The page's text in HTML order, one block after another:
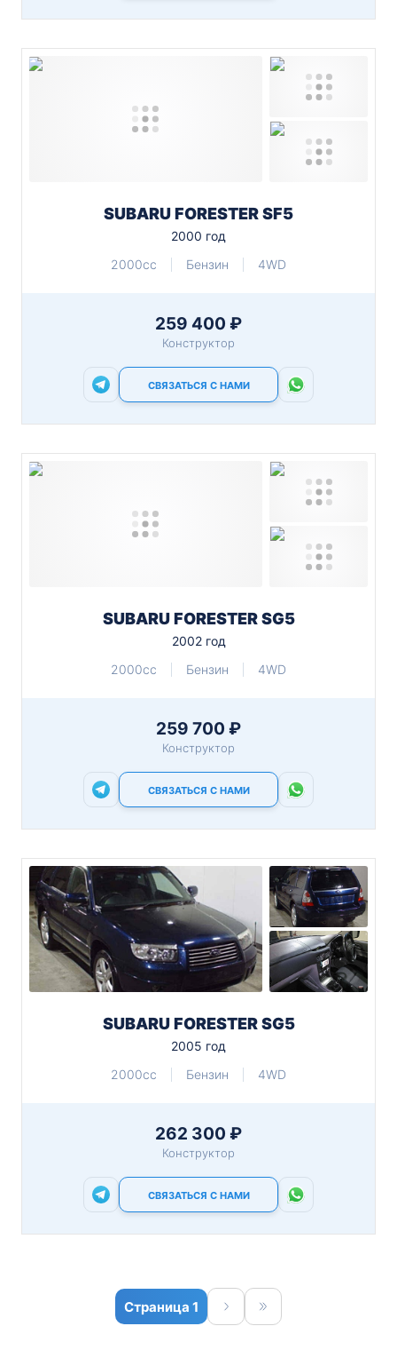
SUBARU FORESTER SF5
2000 год
2000cc
Бензин 4WD
259 400 ₽
Конструктор
СВЯЗАТЬСЯ С НАМИ
SUBARU FORESTER SG5
2002 год
2000cc
Бензин 4WD
259 700 ₽
Конструктор
СВЯЗАТЬСЯ С НАМИ
SUBARU FORESTER SG5
2005 год
2000cc
Бензин 4WD
262 300 ₽
Конструктор
СВЯЗАТЬСЯ С НАМИ
1